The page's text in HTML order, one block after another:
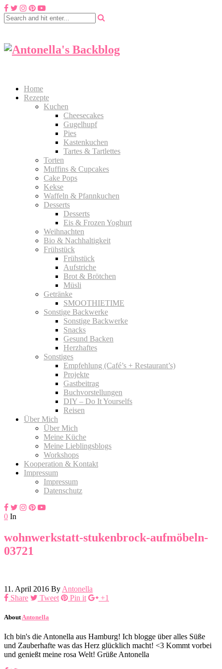
Home
Rezepte
Kuchen
Cheesecakes
Gugelhupf
Pies
Kastenkuchen
Tartes & Tartlettes
Torten
Muffins & Cupcakes
Cake Pops
Kekse
Waffeln & Pfannkuchen
Desserts
Desserts
Eis & Frozen Yoghurt
Weihnachten
Bio & Nachhaltigkeit
Frühstück
Frühstück
Aufstriche
Brot & Brötchen
Müsli
Getränke
SMOOTHIETIME
Sonstige Backwerke
Sonstige Backwerke
Snacks
Gesund Backen
Herzhaftes
Sonstiges
Empfehlung (Café’s + Restaurant’s)
Projekte
Gastbeitrag
Buchvorstellungen
DIY – Do It Yourselfs
Reisen
Über Mich
Über Mich
Meine Küche
Meine Lieblingsblogs
Workshops
Kooperation & Kontakt
Impressum
Impressum
Datenschutz
0 In
wohnwerkstatt-stukenbrock-aufmöbeln-
03721
11. April 2016 By Antonella
Share
Tweet Pin it +1
About Antonella
Ich bin's die Antonella aus Hamburg! Ich blogge über alles Süße
und Zauberhafte was das Herz glücklich macht! <3 Kommt vorbei
und genießt meine rosa Welt! Grüße Antonella